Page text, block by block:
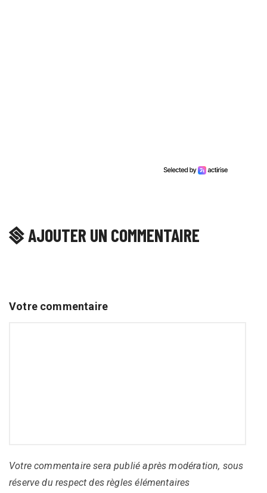
AJOUTER UN COMMENTAIRE
Votre commentaire
Votre commentaire sera publié après modération, sous
réserve du respect des règles élémentaires